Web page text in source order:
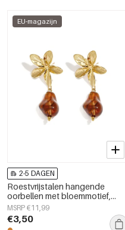
EU-magazijn
2-5 DAGEN
Roestvrijstalen hangende
oorbellen met bloemmotief,
casual en eenvoudig voor
dagelijks gebruik, dames
sieraden
MSRP €11,99
€3,50